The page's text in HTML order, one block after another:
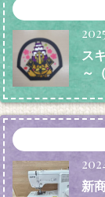
ス
～
新